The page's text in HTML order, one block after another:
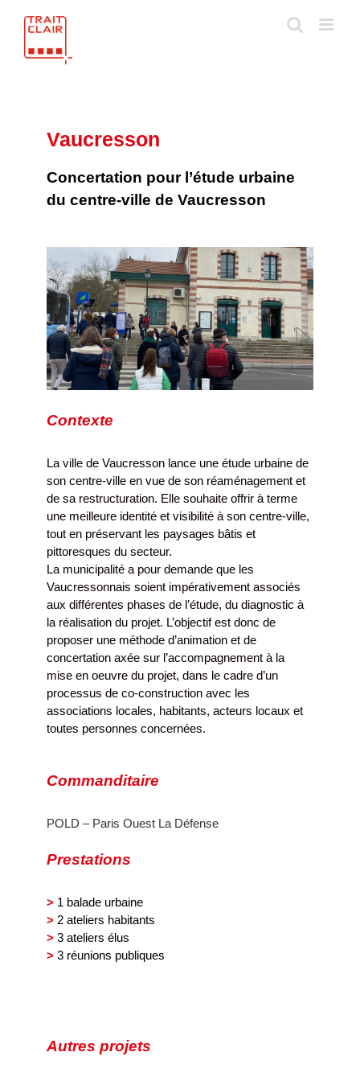
Vaucresson
Concertation pour l’étude urbaine
du centre-ville de Vaucresson
Contexte
La ville de Vaucresson lance une étude urbaine de
son centre-ville en vue de son réaménagement et
de sa restructuration. Elle souhaite offrir à terme
une meilleure identité et visibilité à son centre-ville,
tout en préservant les paysages bâtis et
pittoresques du secteur.
La municipalité a pour demande que les
Vaucressonnais soient impérativement associés
aux différentes phases de l’étude, du diagnostic à
la réalisation du projet. L’objectif est donc de
proposer une méthode d’animation et de
concertation axée sur l’accompagnement à la
mise en oeuvre du projet, dans le cadre d’un
processus de co-construction avec les
associations locales, habitants, acteurs locaux et
toutes personnes concernées.
Commanditaire
POLD – Paris Ouest La Défense
Prestations
> 1 balade urbaine
> 2 ateliers habitants
> 3 ateliers élus
> 3 réunions publiques
Autres projets